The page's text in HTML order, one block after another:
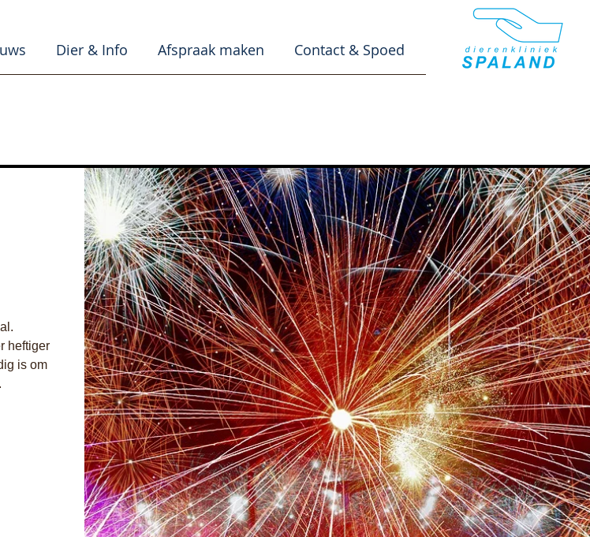
Dier & Info Afspraak maken Contact & Spoed
heftiger
is om